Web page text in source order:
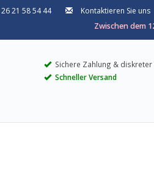
21 58 54 44 Kontaktieren Sie uns
Zwischen dem
Sichere Zahlung & diskreter
Schneller Versand